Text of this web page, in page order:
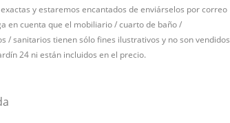
y estaremos encantados de enviárselos por correo
en cuenta que el mobiliario / cuarto de baño /
/ sanitarios tienen sólo fines ilustrativos y no son vendidos
24 ni están incluidos en el precio.